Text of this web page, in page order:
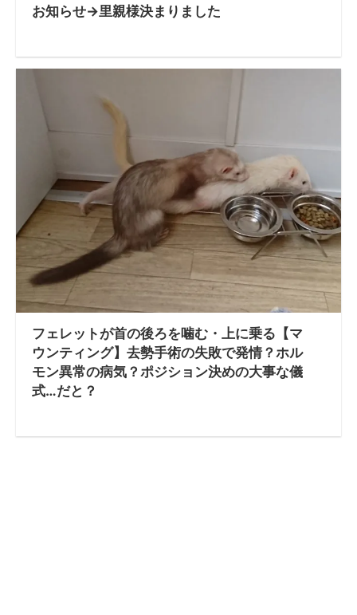
お知らせ→里親様決まりました
フェレットが首の後ろを噛む・上に乗る【マ
ウンティング】去勢手術の失敗で発情？ホル
モン異常の病気？ポジション決めの大事な儀
式…だと？